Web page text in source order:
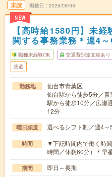
未読
NEW
掲載日 2026/08/05
【高時給1580円】未
関する事務業務＊週4～
職種未経験OK 交通費別途支給あり
派遣
勤務地
仙台市青葉区
仙台駅から徒歩5分／
駅から徒歩10分／広瀬
12分
曜日頻度 選べるシフト制／週4～
時間
▼下記時間内で働く時
時間／休憩60分）＊早
期間 即日～長期